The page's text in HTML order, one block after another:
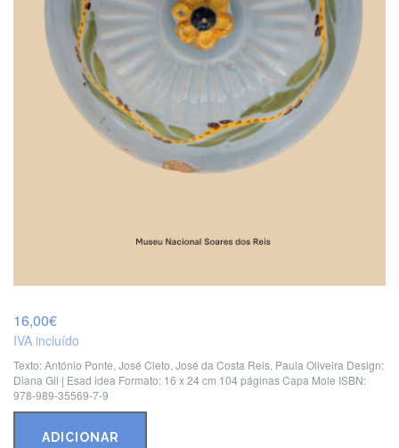
16,00€
IVA incluído
Texto: António Ponte, José Cleto, José da Costa Reis, Paula Oliveira Design:
Diana Gil | Esad idea Formato: 16 x 24 cm 104 páginasCapa Mole ISBN:
978-989-35569-7-9
Quantidade
ADICIONAR